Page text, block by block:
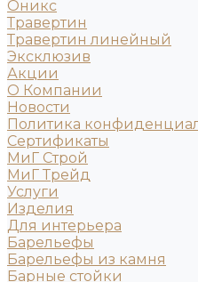
Оникс
Травертин
Травертин линейный
Эксклюзив
Акции
О Компании
Новости
Политика
Сертификаты
МиГ Строй
МиГ Трейд
Услуги
Изделия
Для интерьера
Барельефы
Барельефы из камня
Барные стойки